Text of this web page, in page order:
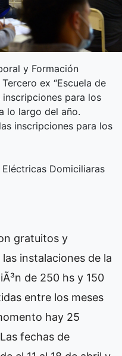
y Formación
ex “Escuela de
inscripciones para los
lo largo del año.
inscripciones para los
Domiciliaras
gratuitos y
instalaciones de la
de 250 hs y 150
entre los meses
hay 25
fechas de